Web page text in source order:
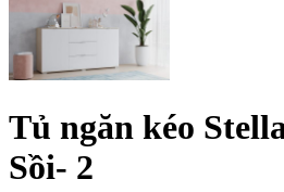
Tủ ngăn kéo
Sồi- 2